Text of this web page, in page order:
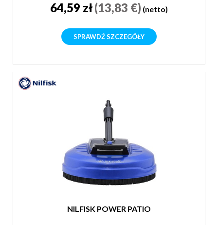
64,59 zł(13,83 €) (netto)
SPRAWDŹ SZCZEGÓŁY
NILFISK POWER PATIO